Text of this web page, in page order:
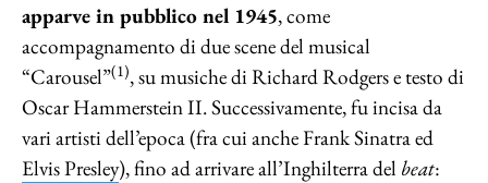
apparve in pubblico nel 1945, come
accompagnamento di due scene del musical
“Carousel”(1), su musiche di Richard Rodgers e testo di
Oscar Hammerstein II. Successivamente, fu incisa da
vari artisti dell’epoca (fra cui anche Frank Sinatra ed
Elvis Presley), fino ad arrivare all’Inghilterra del beat: